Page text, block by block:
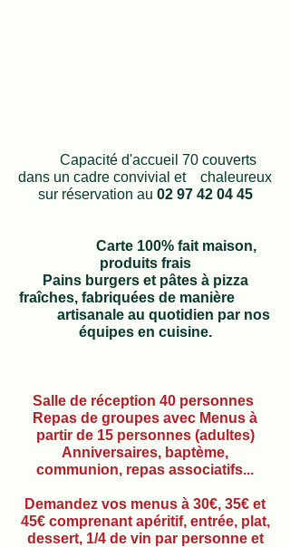
Capacité d'accueil 70 couverts
dans un cadre convivial et chaleureux
sur réservation au 02 97 42 04 45
Carte 100% fait maison,
produits frais
Pains burgers et pâtes à pizza
fraîches, fabriquées de manière
artisanale au quotidien par nos
équipes en cuisine.
Salle de réception 40 personnes
Repas de groupes avec Menus à
partir de 15 personnes (adultes)
Anniversaires, baptème,
communion, repas associatifs...
Demandez vos menus à 30€, 35€ et
45€ comprenant apéritif, entrée, plat,
dessert, 1/4 de vin par personne et